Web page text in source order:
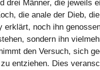
drei Männer, die jeweils
die anale der Dieb,
erklärt, noch ihn
sondern ihn
den Versuch, sich
entziehen. Dies